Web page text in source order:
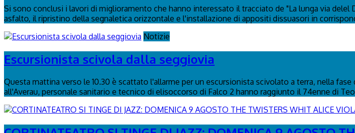
Si sono conclusi i lavori di miglioramento che hanno interessato il tracciato de "La lunga via
asfalto, il ripristino della segnaletica orizzontale e l'installazione di appositi dissuasori in
Notizie
Escursionista scivola dalla seggiovia
Questa mattina verso le 10.30 è scattato l'allarme per un escursionista scivolato a terra, nella
all'Averau, personale sanitario e tecnico di elisoccorso di Falco 2 hanno raggiunto il 74enne di